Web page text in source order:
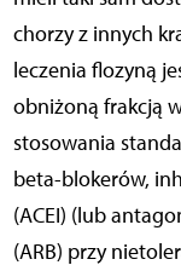
chorzy z innych
leczenia flozyną
obniżoną frakcją
stosowania
beta-blokerów,
(ACEI) (lub
(ARB) przy